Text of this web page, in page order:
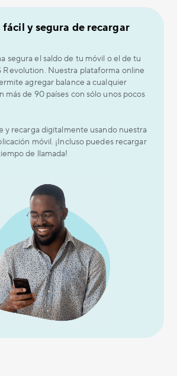
fácil y segura de recargar
segura el saldo de tu móvil o el de tu
Revolution. Nuestra plataforma online
agregar balance a cualquier
más de 90 países con sólo unos pocos
y recarga digitalmente usando nuestra
móvil. ¡Incluso puedes recargar
de llamada!